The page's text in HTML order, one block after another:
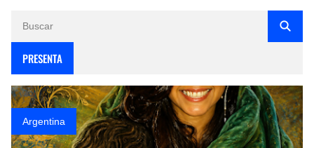
PRESENTA
Argentina